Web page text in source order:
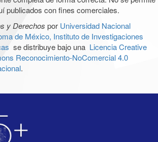
publicados con fines comerciales.
y Derechos por Universidad Nacional
de México, Instituto de Investigaciones
se distribuye bajo una Licencia Creative
Reconocimiento-NoComercial 4.0
.